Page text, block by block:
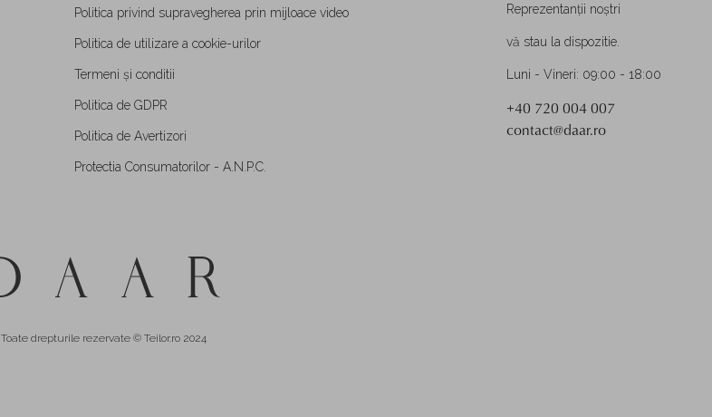
Politica privind supravegherea prin mijloace video
Politica de utilizare a cookie-urilor
Termeni și conditii
Politica de GDPR
Politica de Avertizori
Protectia Consumatorilor - A.N.P.C.
Reprezentanții noștri
vă stau la dispozitie.
Luni - Vineri: 09:00 - 18:00
+40 720 004 007
contact@daar.ro
Toate drepturile rezervate © Teilor.ro 2024